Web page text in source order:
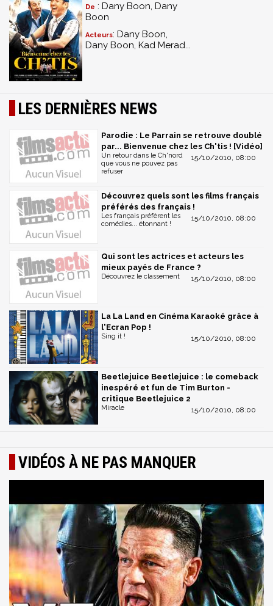
De : Dany Boon, Dany
Boon
Acteurs: Dany Boon,
Dany Boon, Kad Merad...
LES DERNIÈRES NEWS
Parodie : Le Parrain se retrouve doublé
par... Bienvenue chez les Ch'tis ! [Vidéo]
15/10/2010, 08:00
Un retour dans le Ch'nord
que vous ne pouvez pas
refuser
Découvrez quels sont les films français
préférés des français !
15/10/2010, 08:00
Les français préfèrent les
comédies... étonnant !
Qui sont les actrices et acteurs les
mieux payés de France ?
15/10/2010, 08:00
Découvrez le classement
La La Land en Cinéma Karaoké grâce à
l'Ecran Pop !
15/10/2010, 08:00
Sing it !
Beetlejuice Beetlejuice : le comeback
inespéré et fun de Tim Burton -
critique Beetlejuice 2
15/10/2010, 08:00
Miracle
VIDÉOS À NE PAS MANQUER